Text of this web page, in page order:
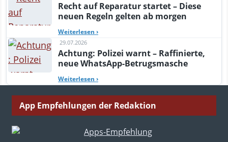
Recht auf Reparatur startet – Diese
neuen Regeln gelten ab morgen
Weiterlesen ›
29.07.2026
Achtung: Polizei warnt – Raffinierte,
neue WhatsApp-Betrugsmasche
Weiterlesen ›
App Empfehlungen der Redaktion